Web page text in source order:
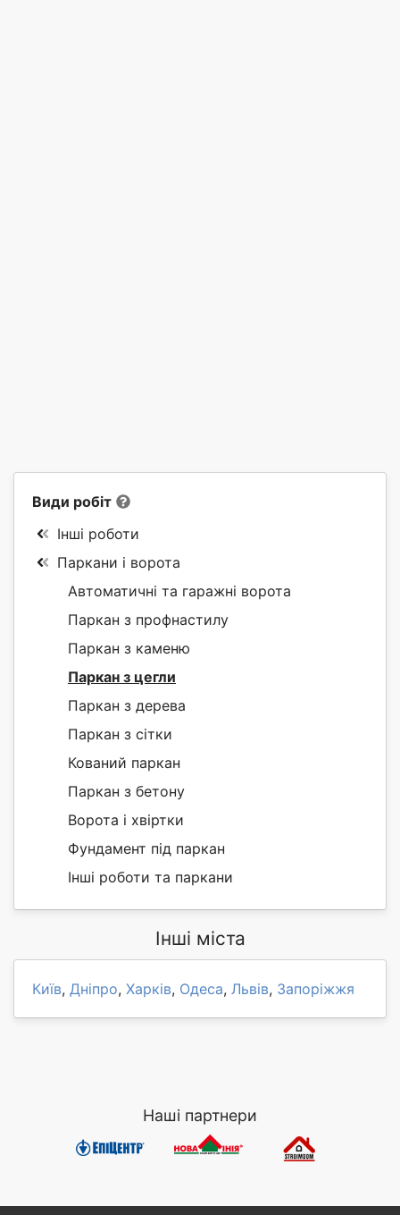
Види робіт
Інші роботи
Паркани і ворота
Автоматичні та гаражні ворота
Паркан з профнастилу
Паркан з каменю
Паркан з цегли
Паркан з дерева
Паркан з сітки
Кований паркан
Паркан з бетону
Ворота і хвіртки
Фундамент під паркан
Інші роботи та паркани
Інші міста
Київ, Дніпро, Харків, Одеса, Львів, Запоріжжя
Наші партнери